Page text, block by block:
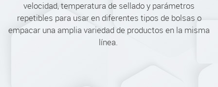
velocidad, temperatura de sellado y parámetros
repetibles para usar en diferentes tipos de bolsas o
empacar una amplia variedad de productos en la misma
línea.